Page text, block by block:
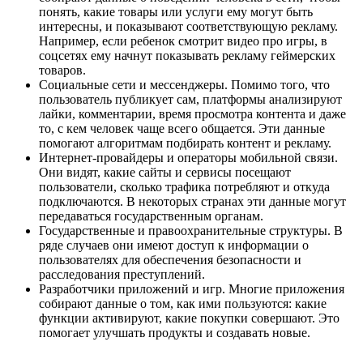
понять, какие товары или услуги ему могут быть
интересны, и показывают соответствующую рекламу.
Например, если ребенок смотрит видео про игры, в
соцсетях ему начнут показывать рекламу геймерских
товаров.
Социальные сети и мессенджеры. Помимо того, что
пользователь публикует сам, платформы анализируют
лайки, комментарии, время просмотра контента и даже
то, с кем человек чаще всего общается. Эти данные
помогают алгоритмам подбирать контент и рекламу.
Интернет-провайдеры и операторы мобильной связи.
Они видят, какие сайты и сервисы посещают
пользователи, сколько трафика потребляют и откуда
подключаются. В некоторых странах эти данные могут
передаваться государственным органам.
Государственные и правоохранительные структуры. В
ряде случаев они имеют доступ к информации о
пользователях для обеспечения безопасности и
расследования преступлений.
Разработчики приложений и игр. Многие приложения
собирают данные о том, как ими пользуются: какие
функции активируют, какие покупки совершают. Это
помогает улучшать продукты и создавать новые.